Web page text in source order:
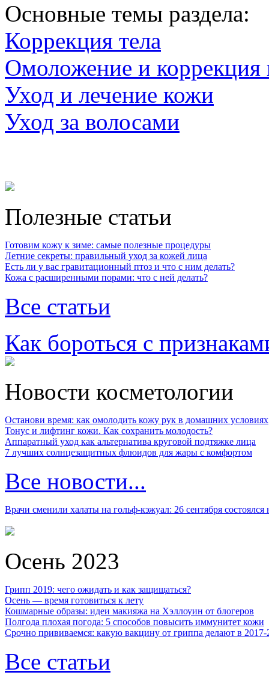
Оcновные темы раздела:
Коррекция тела
Омоложение и коррекция
Уход и лечение кожи
Уход за волосами
Полезные статьи
Готовим кожу к зиме: самые полезные процедуры
Летние секреты: правильный уход за кожей лица
Есть ли у вас гравитационный птоз и что с ним делать?
Кожа с расширенными порами: что с ней делать?
Все статьи
Как бороться с
Новости косметологии
Останови время: как омолодить кожу рук в домашних условиях
Тонус и лифтинг кожи. Как сохранить молодость?
Аппаратный уход как альтернатива круговой подтяжке лица
7 лучших солнцезащитных флюидов для жары с комфортом
Все новости...
Врачи сменили халаты на гольф-кэжуал: 26 сентября
Осень 2023
Грипп 2019: чего ожидать и как защищаться?
Осень — время готовиться к лету
Кошмарные образы: идеи макияжа на Хэллоуин от блогеров
Полгода плохая погода: 5 способов повысить иммунитет кожи
Срочно прививаемся: какую вакцину от гриппа делают в 2017-
Все статьи